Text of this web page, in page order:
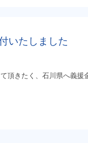
いたしました
頂きたく、石川県へ義援